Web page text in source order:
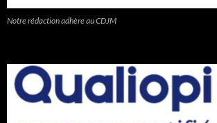
Notre rédaction adhère au CDJM